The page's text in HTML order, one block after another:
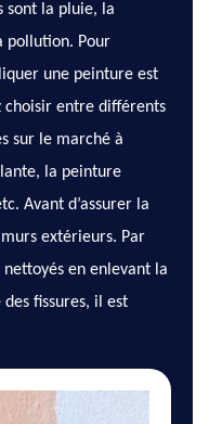
sont la pluie, la
Pour
une peinture est
choisir entre différents
sur le marché à
la peinture
Avant d’assurer la
extérieurs. Par
en enlevant la
fissures, il est